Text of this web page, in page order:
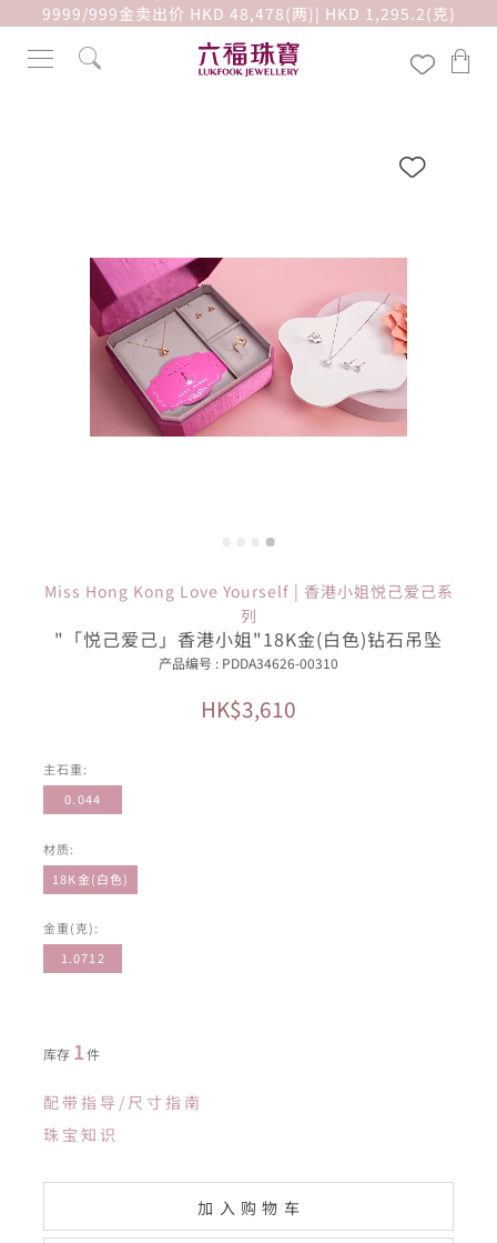
9999/999金卖出价 HKD 48,478(两)| HKD 1,295.2(克)
Miss Hong Kong Love Yourself | 香港小姐悦己爱己系
列
"「悦己爱己」香港小姐"18K金(白色)钻石吊坠
产品编号 : PDDA34626-00310
HK$3,610
主石重:
0.044
材质:
18K金(白色)
金重(克):
1.0712
库存 1件
配带指导/尺寸指南
珠宝知识
加入购物车